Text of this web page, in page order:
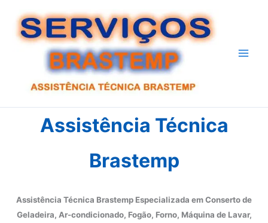
para
Assistência Técnica
Brastemp
Assistência Técnica Brastemp Especializada em Conserto de
Geladeira, Ar-condicionado, Fogão, Forno, Máquina de Lavar,